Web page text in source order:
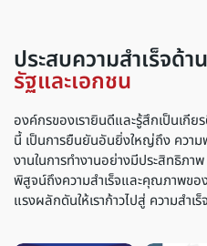
ประสบความสำเร็จด้
รัฐและเอกชน
องค์กรของเรายินดีและรู้สึกเป็นเกี
นี้ เป็นการยืนยันอันยิ่งใหญ่ถึง ควา
งานในการทำงานอย่างมีประสิทธิภา
พิสูจน์ถึงความสำเร็จและคุณภาพของ
แรงผลักดันให้เราก้าวไปสู่ ความสำเ